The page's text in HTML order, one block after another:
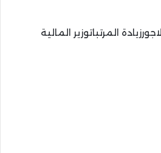
المرتباتوزير المالية